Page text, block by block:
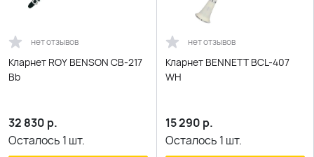
нет отзывов
Кларнет ROY BENSON CB-217
Bb
32 830 р.
Осталось 1 шт.
нет отзывов
Кларнет BENNETT BCL-407
WH
15 290 р.
Осталось 1 шт.